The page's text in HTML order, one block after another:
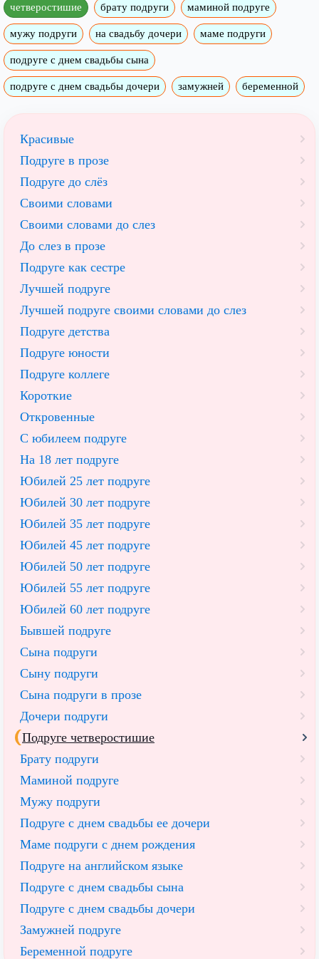
четверостишие брату подруги маминой подруге
мужу подруги на свадьбу дочери маме подруги
подруге с днем свадьбы сына
подруге с днем свадьбы дочери замужней беременной
Красивые
Подруге в прозе
Подруге до слёз
Своими словами
Своими словами до слез
До слез в прозе
Подруге как сестре
Лучшей подруге
Лучшей подруге своими словами до слез
Подруге детства
Подруге юности
Подруге коллеге
Короткие
Откровенные
С юбилеем подруге
На 18 лет подруге
Юбилей 25 лет подруге
Юбилей 30 лет подруге
Юбилей 35 лет подруге
Юбилей 45 лет подруге
Юбилей 50 лет подруге
Юбилей 55 лет подруге
Юбилей 60 лет подруге
Бывшей подруге
Сына подруги
Сыну подруги
Сына подруги в прозе
Дочери подруги
Подруге четверостишие
Брату подруги
Маминой подруге
Мужу подруги
Подруге с днем свадьбы ее дочери
Маме подруги с днем рождения
Подруге на английском языке
Подруге с днем свадьбы сына
Подруге с днем свадьбы дочери
Замужней подруге
Беременной подруге